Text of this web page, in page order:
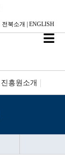
전북소개 ENGLISH
진흥원소개